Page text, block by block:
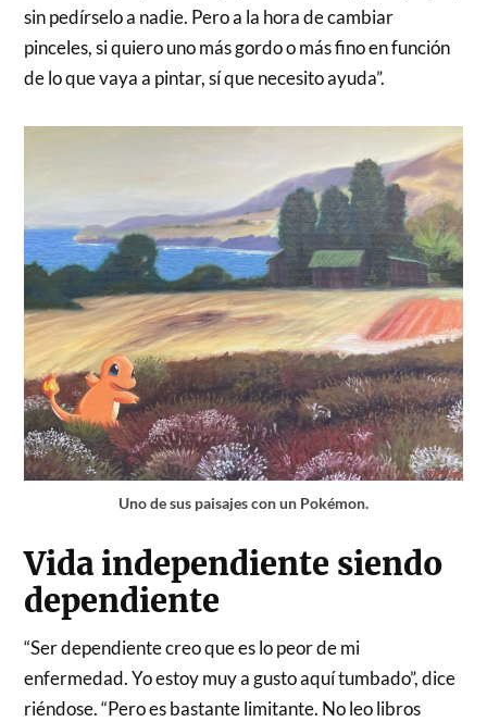
sin pedírselo a nadie. Pero a la hora de cambiar
pinceles, si quiero uno más gordo o más fino en función
de lo que vaya a pintar, sí que necesito ayuda”.
Uno de sus paisajes con un Pokémon.
Vida independiente siendo
dependiente
“Ser dependiente creo que es lo peor de mi
enfermedad. Yo estoy muy a gusto aquí tumbado”, dice
riéndose. “Pero es bastante limitante. No leo libros